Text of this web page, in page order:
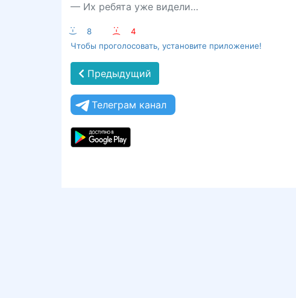
— Их ребята уже видели…
:-) 8 :-(
4
Чтобы проголосовать, установите приложение!
Предыдущий
Телеграм канал